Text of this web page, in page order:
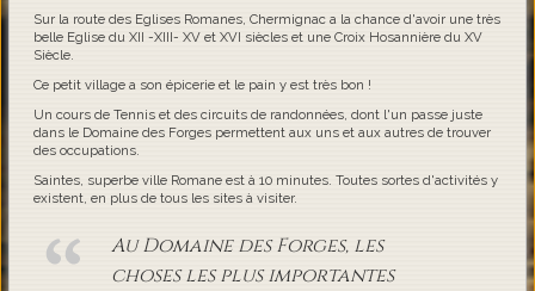
Sur la route des Eglises Romanes, Chermignac a la chance d'avoir une très
belle Eglise du XII -XIII- XV et XVI siècles et une Croix Hosannière du XV
Siècle.
Ce petit village a son épicerie et le pain y est très bon !
Un cours de Tennis et des circuits de randonnées, dont l'un passe juste
dans le Domaine des Forges permettent aux uns et aux autres de trouver
des occupations.
Saintes, superbe ville Romane est à 10 minutes. Toutes sortes d'activités y
existent, en plus de tous les sites à visiter.
Au Domaine des Forges, les
choses les plus importantes